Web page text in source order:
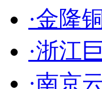
·金隆
·浙江
·南京